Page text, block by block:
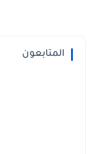
المتابعون